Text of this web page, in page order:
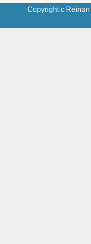
Copyright c